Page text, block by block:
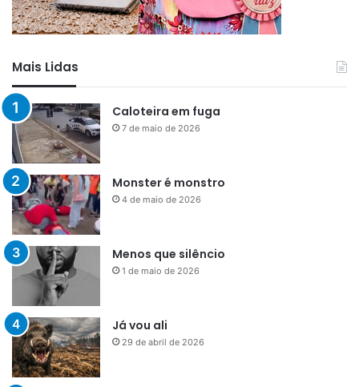
Mais Lidas
Caloteira em fuga
7 de maio de 2026
Monster é monstro
4 de maio de 2026
Menos que silêncio
1 de maio de 2026
Já vou ali
29 de abril de 2026